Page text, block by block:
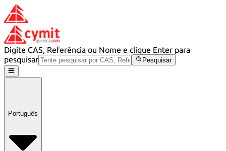
Digite CAS, Referência ou Nome e clique Enter para
pesquisar
Pesquisar
Português